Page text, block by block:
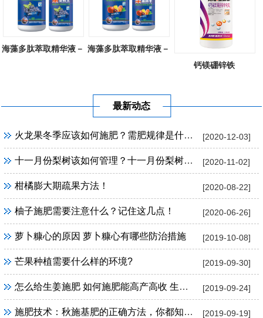
海藻多肽萃取精华液－ 海藻多肽萃取精华液－
钙镁硼锌铁
最新动态
[2020-12-03]
火龙果冬季应该如何施肥？需肥规律是什么？
[2020-11-02]
十一月份梨树该如何管理？十一月份梨树管理方法！
[2020-08-22]
柑橘膨大期疏果方法！
[2020-06-26]
柚子施肥需要注意什么？记住这几点！
[2019-10-08]
萝卜糠心的原因 萝卜糠心有哪些防治措施
[2019-09-30]
芒果种植需要什么样的环境?
[2019-09-24]
怎么给生姜施肥 如何施肥能高产高收 生姜施肥技巧
[2019-09-19]
施肥技术：秋施基肥的正确方法，你都知道吗？